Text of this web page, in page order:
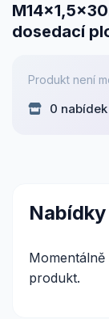
dosedací
Produkt není
0
produkt.